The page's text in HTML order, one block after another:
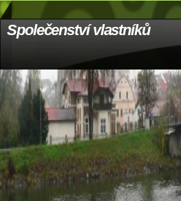
Společenství vlastníků